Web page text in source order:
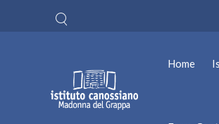
Home